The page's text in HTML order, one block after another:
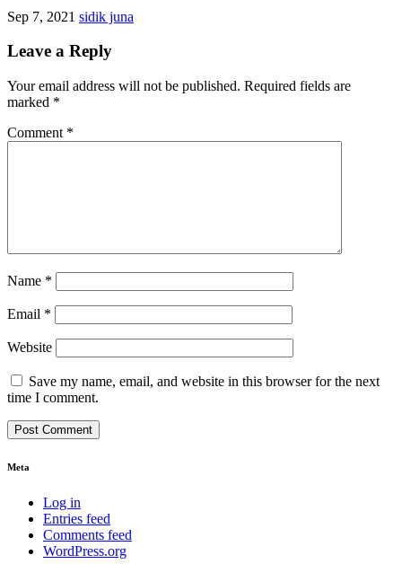
Sep 7, 2021 sidik juna
Leave a Reply
Your email address will not be published. Required fields are
marked *
Comment *
Name *
Email *
Website
Save my name, email, and website in this browser for the next
time I comment.
Meta
Log in
Entries feed
Comments feed
WordPress.org